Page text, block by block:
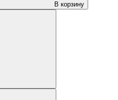
В корзину